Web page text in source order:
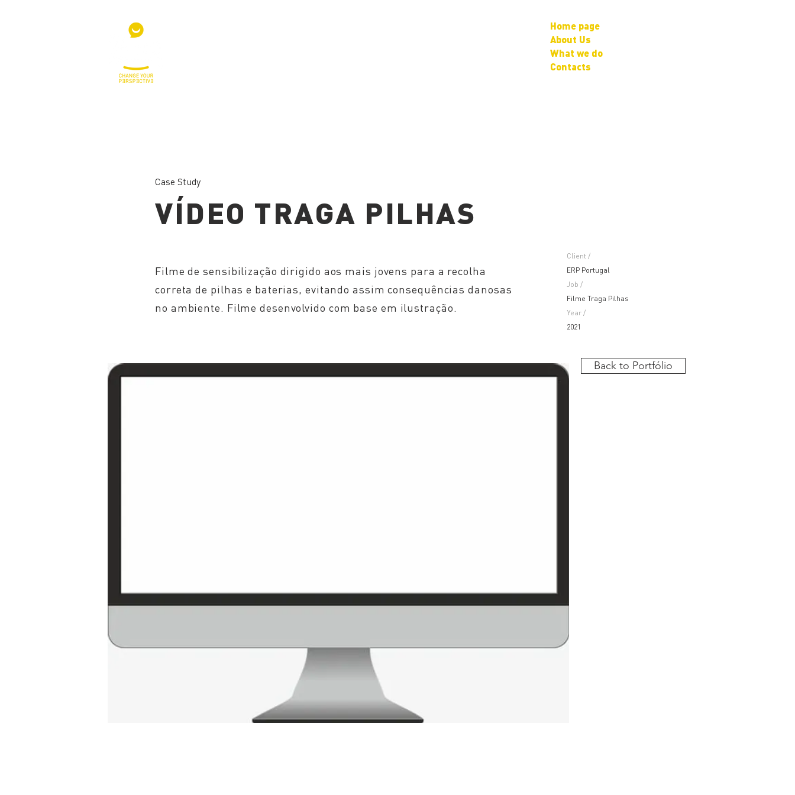
Home page
About Us
What we do
Contacts
Case Study
VÍDEO TRAGA PILHAS
Filme de sensibilização dirigido aos mais jovens para a recolha
correta de pilhas e baterias, evitando assim consequências danosas
no ambiente. Filme desenvolvido com base em ilustração.
Client /
ERP Portugal
Job /
Filme Traga Pilhas
Year /
2021
Back to Portfólio